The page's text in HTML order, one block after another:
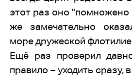
этот раз оно "помножено
же замечательно
море дружеской
Ещё раз проверил
правило – уходить сразу,